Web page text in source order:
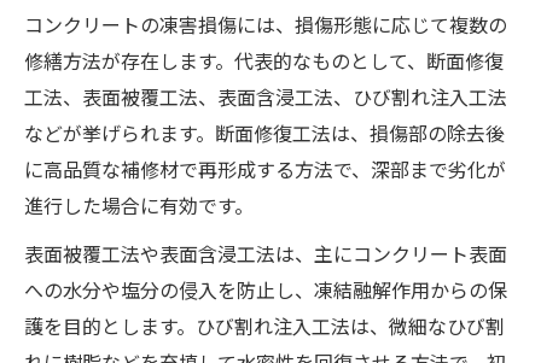
コンクリートの凍害損傷には、損傷形態に応じて複数の
修繕方法が存在します。代表的なものとして、断面修復
工法、表面被覆工法、表面含浸工法、ひび割れ注入工法
などが挙げられます。断面修復工法は、損傷部の除去後
に高品質な補修材で再形成する方法で、深部まで劣化が
進行した場合に有効です。
表面被覆工法や表面含浸工法は、主にコンクリート表面
への水分や塩分の侵入を防止し、凍結融解作用からの保
護を目的とします。ひび割れ注入工法は、微細なひび割